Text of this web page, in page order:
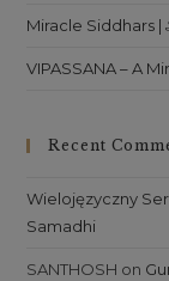
Miracle Siddhars |
VIPASSANA – A
Recent
Wielojęzyczny
Samadhi
SANTHOSH on